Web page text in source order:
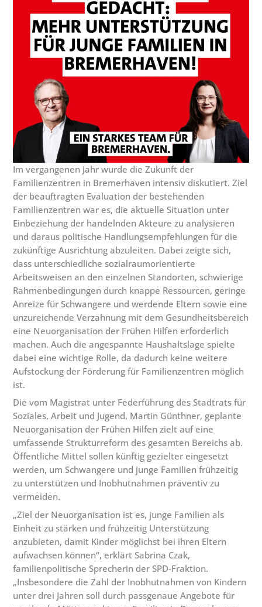
Im vergangenen Jahr wurde die Zukunft der
Familienzentren in Bremerhaven intensiv diskutiert. Ziel
der beauftragten Evaluation der bestehenden
Familienzentren war es, die aktuelle Situation unter
Einbeziehung der handelnden Akteure zu analysieren
und daraus politische Handlungsempfehlungen für die
zukünftige Ausrichtung abzuleiten. Dabei zeigte sich,
dass unterschiedliche sozialraumorientierte
Arbeitsweisen an den einzelnen Standorten, schwierige
Rahmenbedingungen durch knappe Ressourcen, geringe
Anreize für Schwangere und werdende Eltern sowie eine
unzureichende Verzahnung mit dem Gesundheitsbereich
eine Neuorganisation der Frühen Hilfen erforderlich
machen. Auch die angespannte Haushaltslage spielte
dabei eine wichtige Rolle, da dadurch keine weitere
Aufstockung der Förderung für Familienzentren möglich
ist.
Die vom Magistrat unter Federführung des Stadtrats für
Soziales, Arbeit und Jugend, Martin Günthner, geplante
Neuorganisation der Frühen Hilfen zielt auf eine
umfassende Strukturreform des gesamten Bereichs ab.
Öffentliche Mittel sollen künftig gezielter eingesetzt
werden, um Schwangere und junge Familien frühzeitig
zu unterstützen und Inobhutnahmen präventiv zu
vermeiden.
„Ziel der Neuorganisation ist es, junge Familien als
Einheit zu stärken und frühzeitig Unterstützung
anzubieten, damit Kinder möglichst bei ihren Eltern
aufwachsen können“, erklärt Sabrina Czak,
familienpolitische Sprecherin der SPD-Fraktion.
„Insbesondere die Zahl der Inobhutnahmen von Kindern
unter drei Jahren soll durch passgenaue Angebote für